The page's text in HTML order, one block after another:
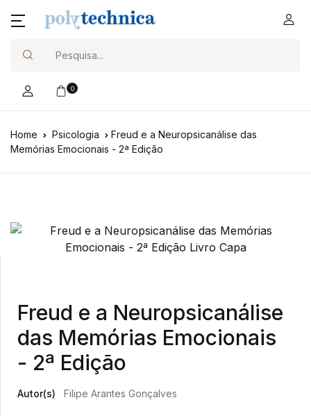
0
Home Psicologia
Freud e a Neuropsicanálise das
Memórias Emocionais - 2ª Edição
Freud e a Neuropsicanálise
das Memórias Emocionais
- 2ª Edição
Autor(s) Filipe Arantes Gonçalves